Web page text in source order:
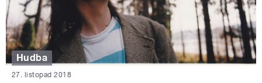
Hudba
27. listopad 2018